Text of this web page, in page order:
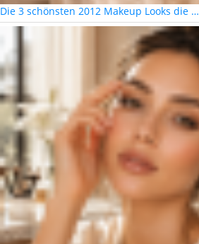
Die 3 schönsten 2012 Makeup Looks die …